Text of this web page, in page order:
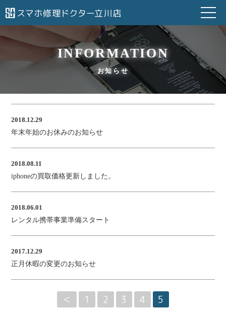
INFORMATION
お知らせ
2018.12.29
年末年始のお休みのお知らせ
2018.08.11
iphoneの買取価格更新しました。
2018.06.01
レンタル携帯事業準備スタート
2017.12.29
正月休暇の変更のお知らせ
＜ 1 2 3 4 5